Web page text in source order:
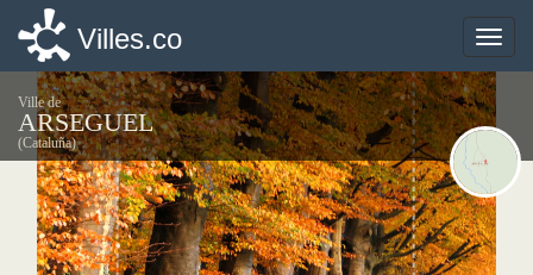
Toggle
Villes.co
Ville de
ARSEGUEL
(Cataluña)
Toggle
Villes.co